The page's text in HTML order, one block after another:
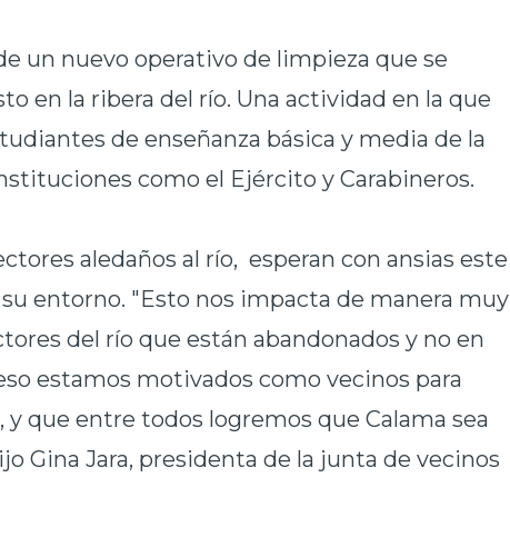
un nuevo operativo de limpieza que se
en la ribera del río. Una actividad en la que
de enseñanza básica y media de la
como el Ejército y Carabineros.
aledaños al río, esperan con ansias este
entorno. "Esto nos impacta de manera muy
del río que están abandonados y no en
estamos motivados como vecinos para
que entre todos logremos que Calama sea
Gina Jara, presidenta de la junta de vecinos